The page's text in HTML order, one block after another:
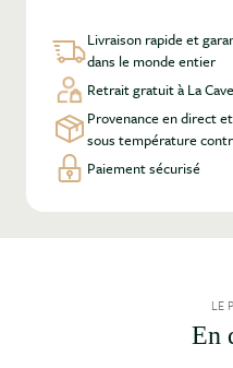
Livraison rapide et
dans le monde entier
Retrait gratuit à La
Provenance en direct
sous température
Paiement sécurisé
LE
En